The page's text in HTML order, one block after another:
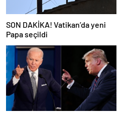
SON DAKİKA! Vatikan’da yeni
Papa seçildi